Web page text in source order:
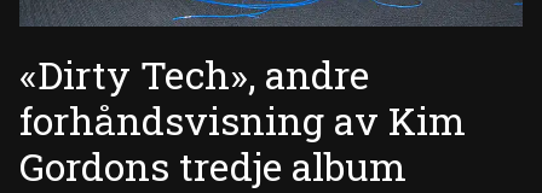
«Dirty Tech», andre
forhåndsvisning av Kim
Gordons tredje album